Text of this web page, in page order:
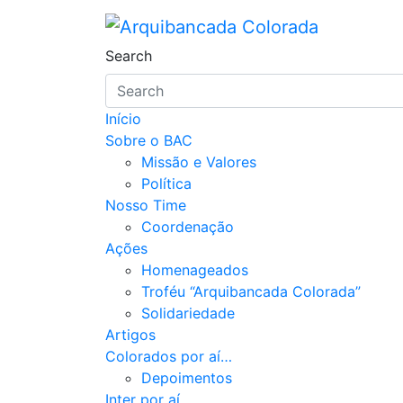
Arquibancada
O Beira-Rio da Internet
Search
Início
Sobre o BAC
Missão e Valores
Política
Nosso Time
Coordenação
Ações
Homenageados
Troféu “Arquibancada Colorada”
Solidariedade
Artigos
Colorados por aí…
Depoimentos
Inter por aí…